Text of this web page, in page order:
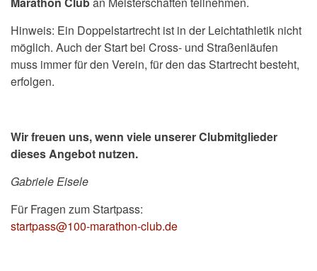
Hinweis: Ein Doppelstartrecht ist in der Leichtathletik nicht
möglich. Auch der Start bei Cross- und Straßenläufen
muss immer für den Verein, für den das Startrecht besteht,
erfolgen.
Wir freuen uns, wenn viele unserer Clubmitglieder
dieses Angebot nutzen.
Gabriele Eisele
Für Fragen zum Startpass:
startpass@100-marathon-club.de